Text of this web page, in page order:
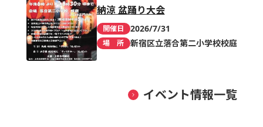
納涼 盆踊り大会
開催日 2026/7/31
場 所 新宿区立落合第二小学校校庭
イベント情報一覧